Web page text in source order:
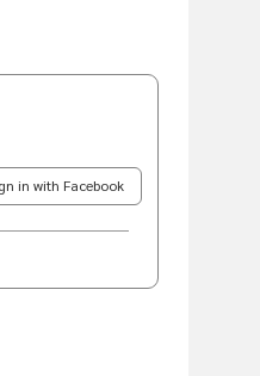
in with Facebook